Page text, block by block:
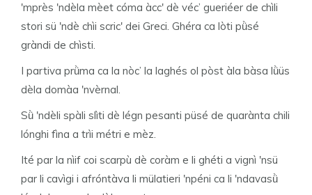
'mprès 'ndèla mèet cóma àcc' dè véc’ gueriéer de chìli
stori sü 'ndè chìi scric' dei Greci. Ghéra ca lòti pǜsé
gràndi de chìsti.
I partiva prǜma ca la nòc’ la laghés ol pòst àla bàsa lǜüs
dèla domàa 'nvèrnal.
Sǜ 'ndèli spàli slìti dè légn pesanti püsé de quarànta chili
lónghi fìna a trìi métri e mèz.
Ité par la nìif coi scarpù dè coràm e li ghéti a vignì 'nsü
par li cavìgi i afróntàva li mülatieri 'npéni ca li 'ndavasǜ